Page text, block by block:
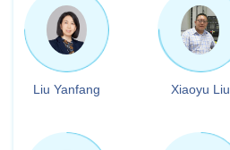
Liu Yanfang Xiaoyu Liu